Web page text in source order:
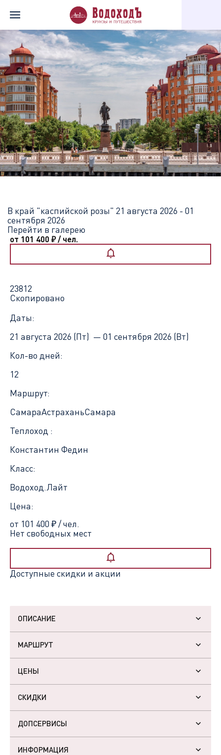
В край "каспийской розы" 21 августа 2026 - 01
сентября 2026
Перейти в галерею
от 101 400 ₽/ чел.
23812
Скопировано
Даты:
21 августа 2026 (Пт) — 01 сентября 2026 (Вт)
Кол-во дней:
12
Маршрут:
СамараАстраханьСамара
Теплоход :
Константин Федин
Класс:
Водоход.Лайт
Цена:
от 101 400 ₽/ чел.
Нет свободных мест
Доступные скидки и акции
ОПИСАНИЕ
МАРШРУТ
ЦЕНЫ
СКИДКИ
ДОПСЕРВИСЫ
ИНФОРМАЦИЯ